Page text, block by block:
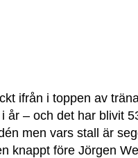
ifrån i toppen av
år – och det har blivit
men vars stall är
knappt före Jörgen